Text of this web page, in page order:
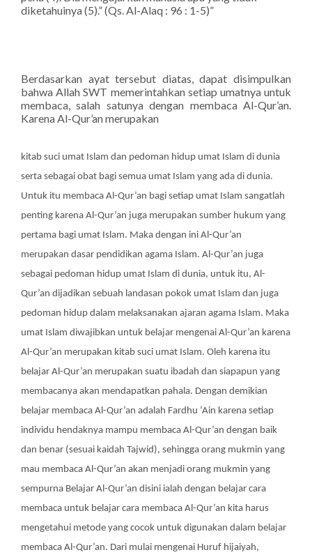
diketahuinya (5).” (Qs. Al-Alaq : 96 : 1-5)”
Berdasarkan ayat tersebut diatas, dapat disimpulkan
bahwa Allah SWT memerintahkan setiap umatnya untuk
membaca, salah satunya dengan membaca Al-Qur’an.
Karena Al-Qur’an merupakan
kitab suci umat Islam dan pedoman hidup umat Islam di dunia
serta sebagai obat bagi semua umat Islam yang ada di dunia.
Untuk itu membaca Al-Qur’an bagi setiap umat Islam sangatlah
penting karena Al-Qur’an juga merupakan sumber hukum yang
pertama bagi umat Islam. Maka dengan ini Al-Qur’an
merupakan dasar pendidikan agama Islam. Al-Qur’an juga
sebagai pedoman hidup umat Islam di dunia, untuk itu, Al-
Qur’an dijadikan sebuah landasan pokok umat Islam dan juga
pedoman hidup dalam melaksanakan ajaran agama Islam. Maka
umat Islam diwajibkan untuk belajar mengenai Al-Qur’an karena
Al-Qur’an merupakan kitab suci umat Islam. Oleh karena itu
belajar Al-Qur’an merupakan suatu ibadah dan siapapun yang
membacanya akan mendapatkan pahala. Dengan demikian
belajar membaca Al-Qur’an adalah Fardhu ‘Ain karena setiap
individu hendaknya mampu membaca Al-Qur’an dengan baik
dan benar (sesuai kaidah Tajwid), sehingga orang mukmin yang
mau membaca Al-Qur’an akan menjadi orang mukmin yang
sempurna Belajar Al-Qur’an disini ialah dengan belajar cara
membaca untuk belajar cara membaca Al-Qur’an kita harus
mengetahui metode yang cocok untuk digunakan dalam belajar
membaca Al-Qur’an. Dari mulai mengenai Huruf hijaiyah,